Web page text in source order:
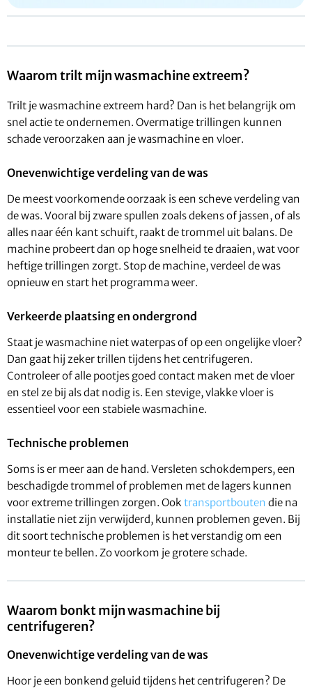
Waarom trilt mijn wasmachine extreem?
Trilt je wasmachine extreem hard? Dan is het belangrijk om
snel actie te ondernemen. Overmatige trillingen kunnen
schade veroorzaken aan je wasmachine en vloer.
Onevenwichtige verdeling van de was
De meest voorkomende oorzaak is een scheve verdeling van
de was. Vooral bij zware spullen zoals dekens of jassen, of als
alles naar één kant schuift, raakt de trommel uit balans. De
machine probeert dan op hoge snelheid te draaien, wat voor
heftige trillingen zorgt. Stop de machine, verdeel de was
opnieuw en start het programma weer.
Verkeerde plaatsing en ondergrond
Staat je wasmachine niet waterpas of op een ongelijke vloer?
Dan gaat hij zeker trillen tijdens het centrifugeren.
Controleer of alle pootjes goed contact maken met de vloer
en stel ze bij als dat nodig is. Een stevige, vlakke vloer is
essentieel voor een stabiele wasmachine.
Technische problemen
Soms is er meer aan de hand. Versleten schokdempers, een
beschadigde trommel of problemen met de lagers kunnen
voor extreme trillingen zorgen. Ook transportbouten die na
installatie niet zijn verwijderd, kunnen problemen geven. Bij
dit soort technische problemen is het verstandig om een
monteur te bellen. Zo voorkom je grotere schade.
Waarom bonkt mijn wasmachine bij
centrifugeren?
Onevenwichtige verdeling van de was
Hoor je een bonkend geluid tijdens het centrifugeren? De